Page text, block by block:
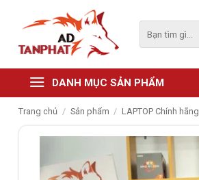
content
kiếm:
DANH MỤC SẢN PHẨM
Trang chủ / Sản phẩm / LAPTOP Chính hãng